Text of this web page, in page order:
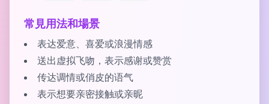
常見用法和場景
表达爱意、喜爱或浪漫情感
送出虚拟飞吻，表示感谢或赞赏
传达调情或俏皮的语气
表示想要亲密接触或亲昵